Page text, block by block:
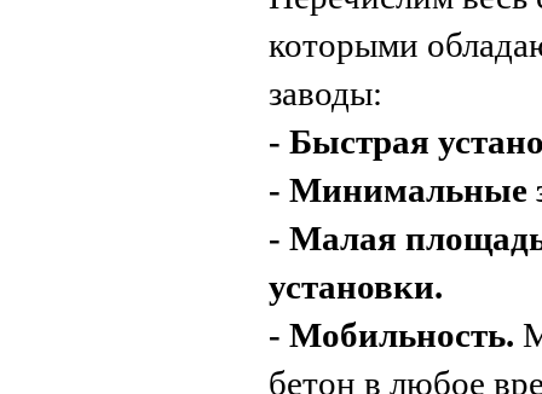
которыми
заводы:
- Быстрая
- Минимальные
- Малая
установки.
- Мобильность.
бетон в любое